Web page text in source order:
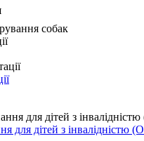
собак
для дітей з інвалідністю